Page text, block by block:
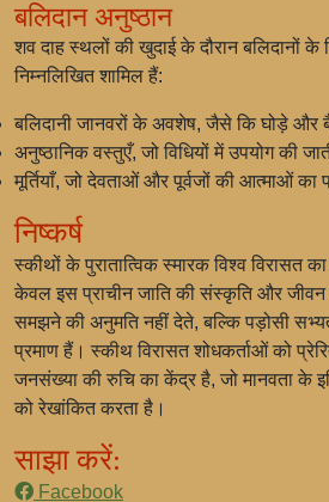
बलिदान अनुष्ठान
शव दाह स्थलों की खुदाई के दौरान बलिदानों के
निम्नलिखित शामिल हैं:
बलिदानी जानवरों के अवशेष, जैसे कि घोड़े और
अनुष्ठानिक वस्तुएँ, जो विधियों में उपयोग की
मूर्तियाँ, जो देवताओं और पूर्वजों की आत्माओं का
निष्कर्ष
स्कीथों के पुरातात्विक स्मारक विश्व विरासत
केवल इस प्राचीन जाति की संस्कृति और
समझने की अनुमति नहीं देते, बल्कि पड़ोसी
प्रमाण हैं। स्कीथ विरासत शोधकर्ताओं को
जनसंख्या की रुचि का केंद्र है, जो मानवता के
को रेखांकित करता है।
साझा करें:
Facebook